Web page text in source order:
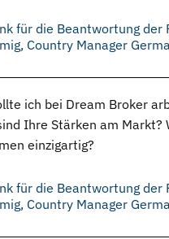
für die Beantwortung der
Country Manager
ich bei Dream Broker
Ihre Stärken am Markt?
einzigartig?
für die Beantwortung der
Country Manager